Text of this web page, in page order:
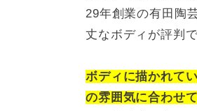
29年創業の有田陶
丈なボディが評判で
ボディに描かれて
の雰囲気に合わせ